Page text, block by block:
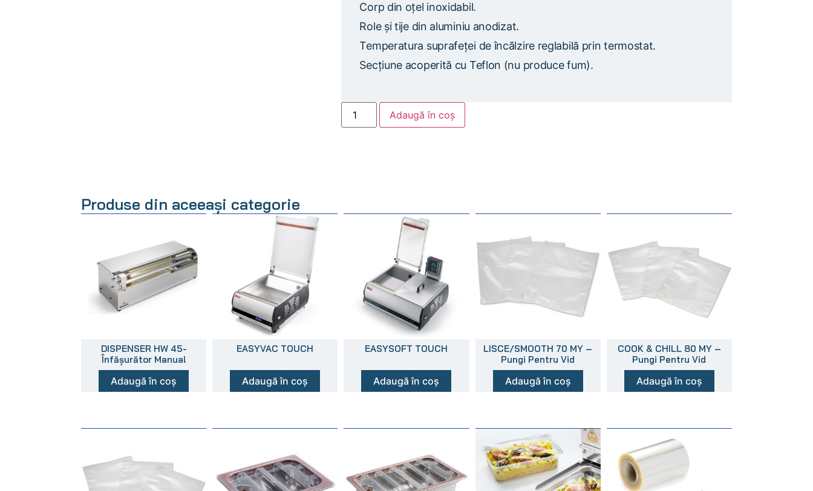
Corp din oțel inoxidabil.
Role și tije din aluminiu anodizat.
Temperatura suprafeței de încălzire reglabilă prin termostat.
Secțiune acoperită cu Teflon (nu produce fum).
Adaugă în coș
Produse din aceeași categorie
DISPENSER HW 45-
Înfășurător Manual
Adaugă în coș
EASYVAC TOUCH
Adaugă în coș
EASYSOFT TOUCH
Adaugă în coș
LISCE/SMOOTH 70 MY –
Pungi Pentru Vid
Adaugă în coș
COOK & CHILL 80 MY –
Pungi Pentru Vid
Adaugă în coș